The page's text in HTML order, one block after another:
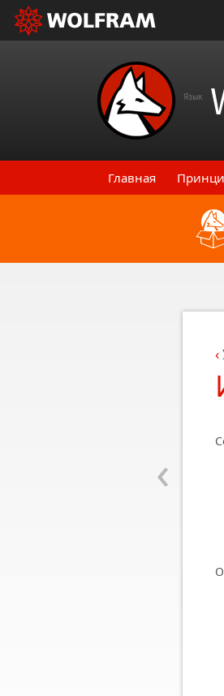
Язык
Главная
Назад к
‹